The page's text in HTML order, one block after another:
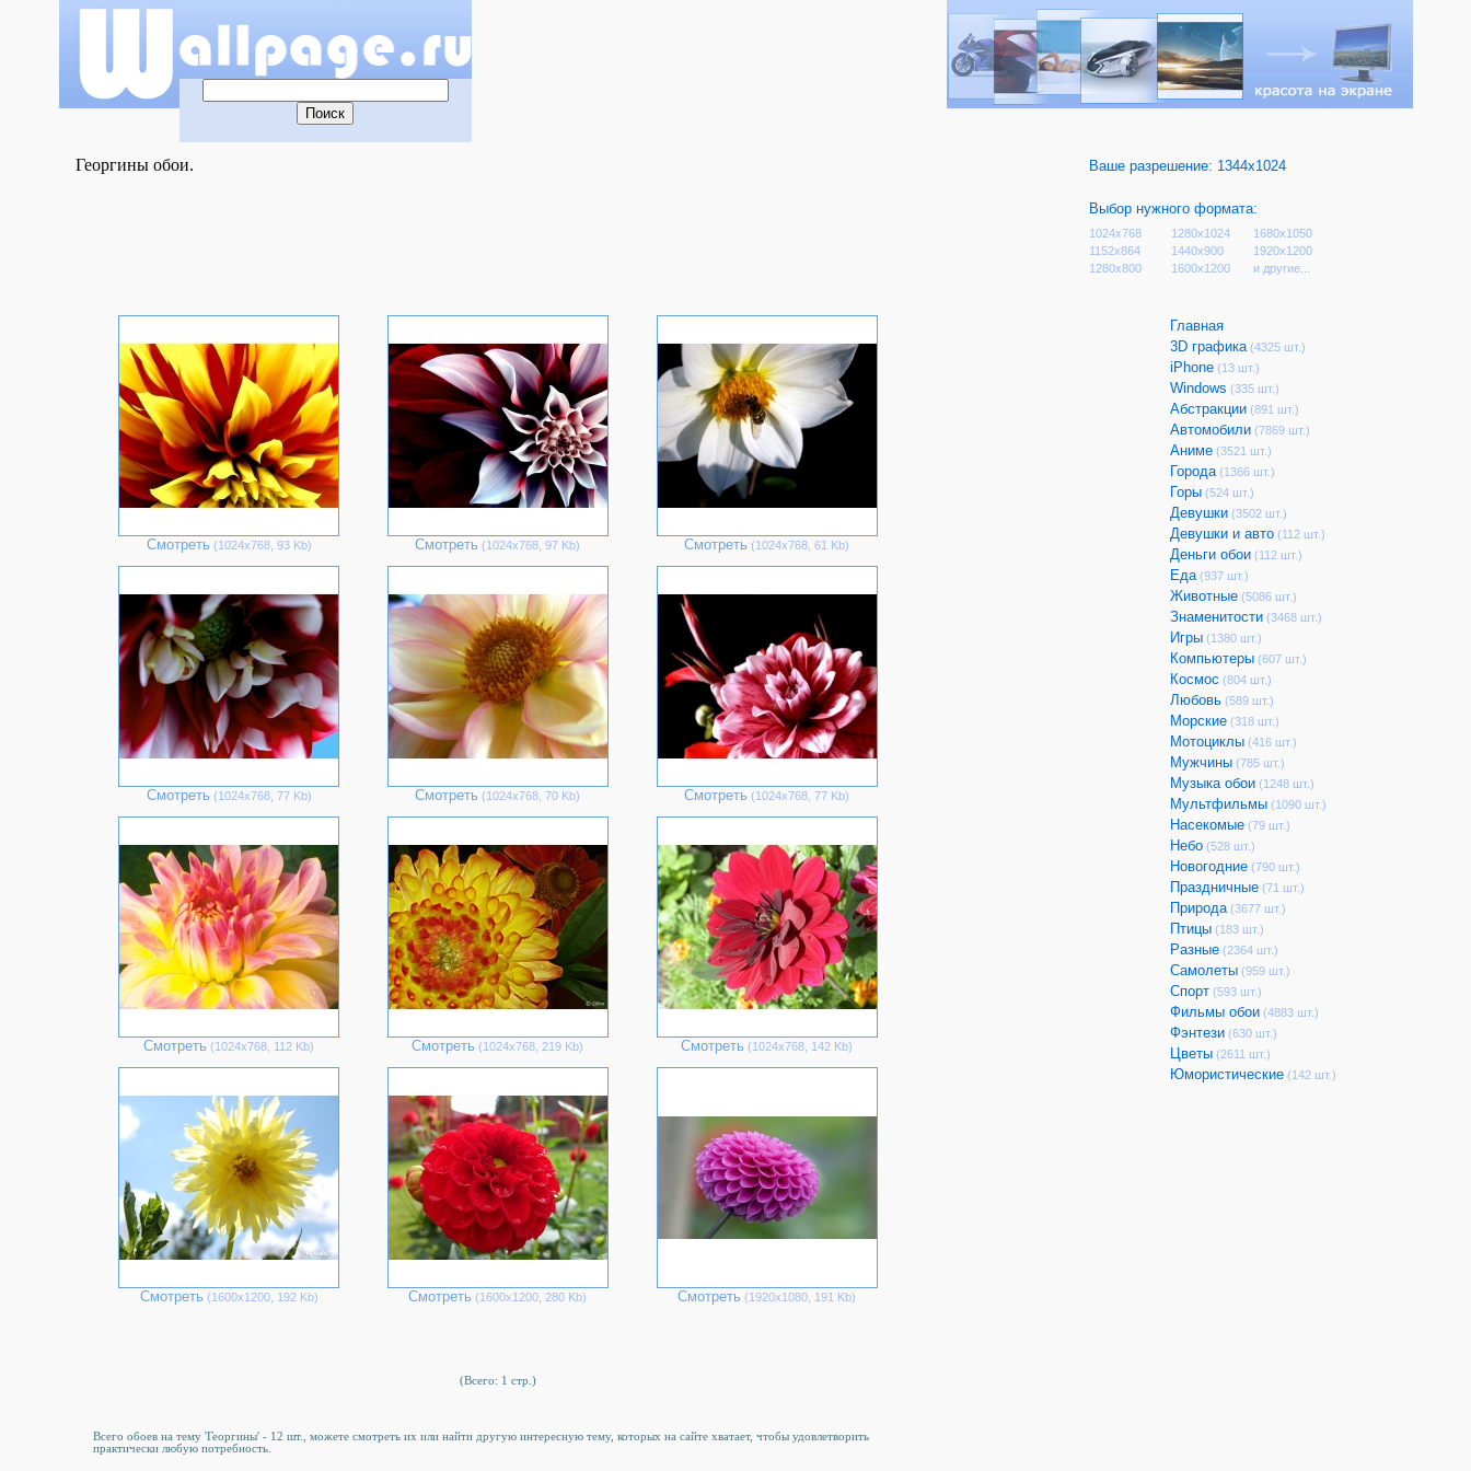
Георгины обои. Ваше разрешение: 1344x1024
Выбор нужного формата:
1024x768 1280x1024
1680x1050
1152x864
1440x900
1920x1200
1280x800
1600x1200 и другие...
Смотреть (1024х768, 93 Kb) Смотреть (1024х768, 97 Kb) Смотреть (1024х768, 61 Kb)
Смотреть (1024х768, 77 Kb) Смотреть (1024х768, 70 Kb) Смотреть (1024х768, 77 Kb)
Смотреть (1024х768, 112 Kb) Смотреть (1024х768, 219 Kb) Смотреть (1024х768, 142 Kb)
Смотреть (1600х1200, 192 Kb) Смотреть (1600х1200, 280 Kb) Смотреть (1920х1080, 191 Kb)
(Всего: 1 стр.)
Всего обоев на тему 'Георгины' - 12 шт., можете смотреть их или найти другую интересную тему, которых на сайте хватает, чтобы удовлетворить
практически любую потребность.
Главная
3D графика(4325 шт.)
iPhone(13 шт.)
Windows (335 шт.)
Абстракции(891 шт.)
Автомобили(7869 шт.)
Аниме(3521 шт.)
Города(1366 шт.)
Горы(524 шт.)
Девушки(3502 шт.)
Девушки и авто(112 шт.)
Деньги обои(112 шт.)
Еда(937 шт.)
Животные(5086 шт.)
Знаменитости(3468 шт.)
Игры(1380 шт.)
Компьютеры(607 шт.)
Космос (804 шт.)
Любовь(589 шт.)
Морские(318 шт.)
Мотоциклы(416 шт.)
Мужчины(785 шт.)
Музыка обои(1248 шт.)
Мультфильмы(1090 шт.)
Насекомые(79 шт.)
Небо(528 шт.)
Новогодние(790 шт.)
Праздничные(71 шт.)
Природа(3677 шт.)
Птицы(183 шт.)
Разные(2364 шт.)
Самолеты(959 шт.)
Спорт(593 шт.)
Фильмы обои(4883 шт.)
Фэнтези(630 шт.)
Цветы(2611 шт.)
Юмористические(142 шт.)